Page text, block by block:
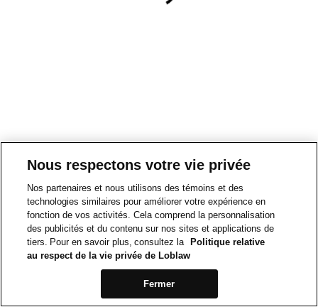
Nous respectons votre vie privée
Nos partenaires et nous utilisons des témoins et des
technologies similaires pour améliorer votre expérience en
fonction de vos activités. Cela comprend la personnalisation
des publicités et du contenu sur nos sites et applications de
tiers. Pour en savoir plus, consultez la
Politique relative
au respect de la vie privée de Loblaw
Fermer